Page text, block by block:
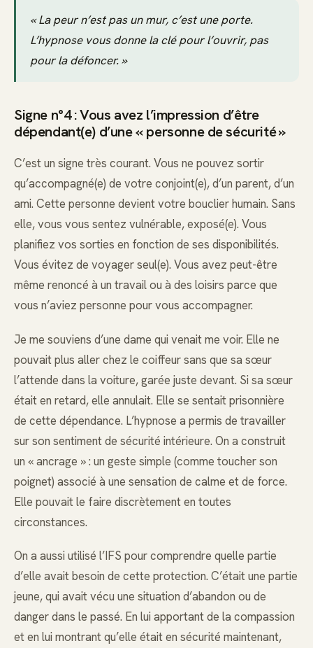
« La peur n’est pas un mur, c’est une porte.
L’hypnose vous donne la clé pour l’ouvrir, pas
pour la défoncer. »
Signe n°4 : Vous avez l’impression d’être
dépendant(e) d’une « personne de sécurité »
C’est un signe très courant. Vous ne pouvez sortir
qu’accompagné(e) de votre conjoint(e), d’un parent, d’un
ami. Cette personne devient votre bouclier humain. Sans
elle, vous vous sentez vulnérable, exposé(e). Vous
planifiez vos sorties en fonction de ses disponibilités.
Vous évitez de voyager seul(e). Vous avez peut-être
même renoncé à un travail ou à des loisirs parce que
vous n’aviez personne pour vous accompagner.
Je me souviens d’une dame qui venait me voir. Elle ne
pouvait plus aller chez le coiffeur sans que sa sœur
l’attende dans la voiture, garée juste devant. Si sa sœur
était en retard, elle annulait. Elle se sentait prisonnière
de cette dépendance. L’hypnose a permis de travailler
sur son sentiment de sécurité intérieure. On a construit
un « ancrage » : un geste simple (comme toucher son
poignet) associé à une sensation de calme et de force.
Elle pouvait le faire discrètement en toutes
circonstances.
On a aussi utilisé l’IFS pour comprendre quelle partie
d’elle avait besoin de cette protection. C’était une partie
jeune, qui avait vécu une situation d’abandon ou de
danger dans le passé. En lui apportant de la compassion
et en lui montrant qu’elle était en sécurité maintenant,